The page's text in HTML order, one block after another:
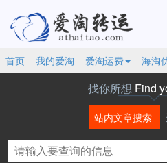
首页 我的爱淘 爱淘运费 海淘
找你所想 Find
站内文章搜索